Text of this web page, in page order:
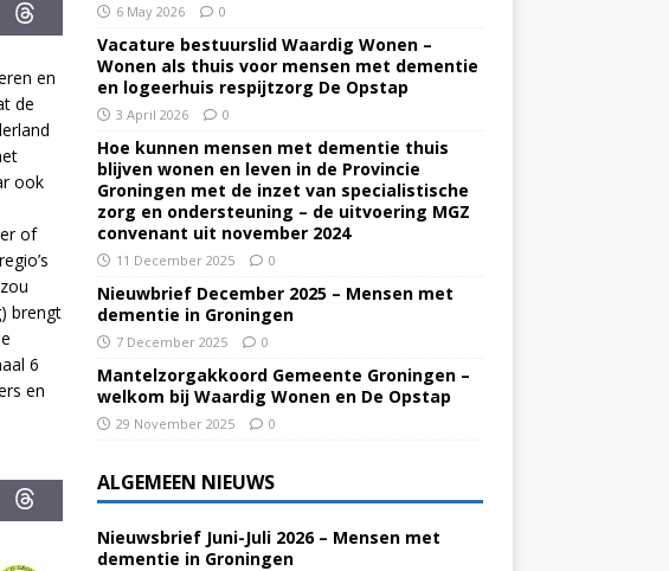
en
de
ook
of
brengt
6
en
6 May 2026 0
Vacature bestuurslid Waardig Wonen –
Wonen als thuis voor mensen met dementie
en logeerhuis respijtzorg De Opstap
3 April 2026 0
Hoe kunnen mensen met dementie thuis
blijven wonen en leven in de Provincie
Groningen met de inzet van specialistische
zorg en ondersteuning – de uitvoering MGZ
convenant uit november 2024
11 December 2025 0
Nieuwbrief December 2025 – Mensen met
dementie in Groningen
7 December 2025 0
Mantelzorgakkoord Gemeente Groningen –
welkom bij Waardig Wonen en De Opstap
29 November 2025 0
ALGEMEEN NIEUWS
Nieuwsbrief Juni-Juli 2026 – Mensen met
dementie in Groningen